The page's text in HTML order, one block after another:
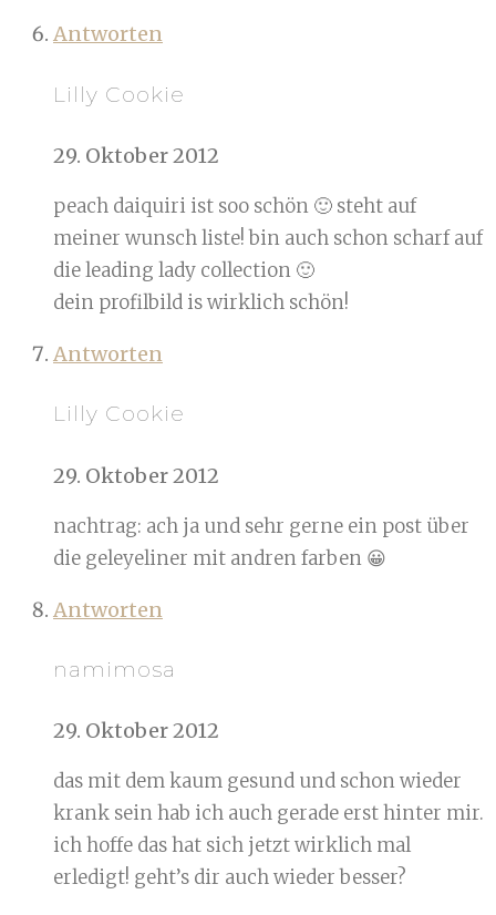
Antworten
Lilly Cookie
29. Oktober 2012
peach daiquiri ist soo schön 🙂 steht auf
meiner wunsch liste! bin auch schon scharf auf
die leading lady collection 🙂
dein profilbild is wirklich schön!
Antworten
Lilly Cookie
29. Oktober 2012
nachtrag: ach ja und sehr gerne ein post über
die geleyeliner mit andren farben 😀
Antworten
namimosa
29. Oktober 2012
das mit dem kaum gesund und schon wieder
krank sein hab ich auch gerade erst hinter mir.
ich hoffe das hat sich jetzt wirklich mal
erledigt! geht’s dir auch wieder besser?